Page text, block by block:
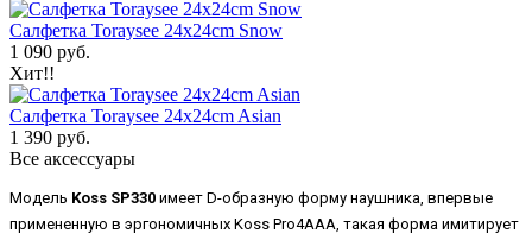
Салфетка Toraysee 24x24cm Snow
1 090 руб.
Хит!!
Салфетка Toraysee 24x24cm Asian
1 390 руб.
Все аксессуары
Модель Koss SP330 имеет D-образную форму наушника, впервые
примененную в эргономичных Koss Pro4AAA, такая форма имитирует